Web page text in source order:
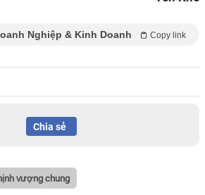
Nghiệp & Kinh Doanh Copy link
Chia sẻ
vượng chung